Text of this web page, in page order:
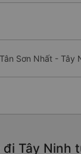
Sơn Nhất - Tây
đi Tây